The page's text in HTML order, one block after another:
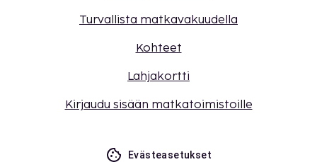
Turvallista matkavakuudella
Kohteet
Lahjakortti
Kirjaudu sisään matkatoimistoille
Evästeasetukset